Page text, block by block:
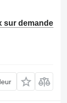
sur demande